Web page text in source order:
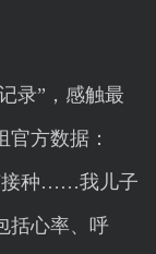
录”，感触最
方数据：
接种……我儿子
括心率、呼